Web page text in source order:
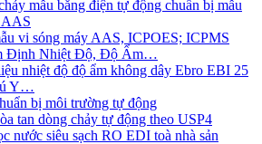
mẫu bằng điện tự động chuẩn bị mẫu
vi sóng máy AAS, ICPOES; ICPMS
Định Nhiệt Độ, Độ Ẩm…
nhiệt độ độ ẩm không dây Ebro EBI 25
Y…
bị môi trường tự động
tan dòng chảy tự động theo USP4
nước siêu sạch RO EDI​​ toà nhà sản